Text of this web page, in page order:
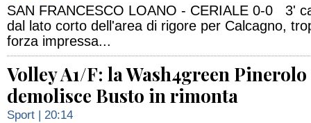
SAN FRANCESCO LOANO - CERIALE 0-0 3'
dal lato corto dell'area di rigore per Calcagno,
forza impressa...
Volley A1/F: la Wash4green Pinerolo
demolisce Busto in rimonta
Sport | 20:14